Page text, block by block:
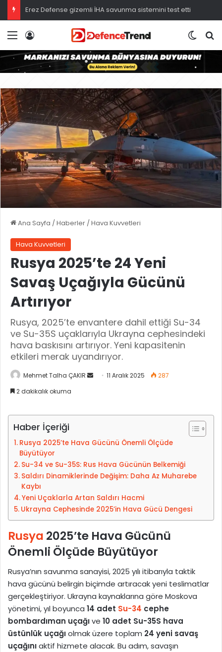
Erez Defense gizemli İHA savunma sistemini test etti
Menü Dış
Ana Sayfa /Haberler /Hava Kuvvetleri
Hava Kuvvetleri
Rusya 2025’te 24 Yeni
Savaş Uçağıyla Gücünü
Artırıyor
Rusya, 2025’te envantere dahil ettiği Su-34
ve Su-35S uçaklarıyla Ukrayna cephesindeki
hava baskısını artırıyor. Yeni kapasitenin
etkileri merak uyandırıyor.
Mehmet Talha ÇAKIR
o
g
ö
n
d
e
r
k
11 Aralık 2025
287
2 dakikalık okuma
Haber İçeriği
Rusya 2025’te Hava Gücünü Önemli Ölçüde
Büyütüyor
Su-34 ve Su-35S: Rus Hava Gücünün Belkemiği
Saldırı Dinamiklerinde Değişim: Daha Az Muharebe
Kaybı
Yeni Uçaklarla Artan Saldırı Hacmi
Ukrayna Cephesinde 2025’in Hava Gücü Dengesi
Rusya 2025’te Hava Gücünü
Önemli Ölçüde Büyütüyor
Rusya’nın savunma sanayisi, 2025 yılı itibarıyla taktik
hava gücünü belirgin biçimde artıracak yeni teslimatlar
gerçekleştiriyor. Ukrayna kaynaklarına göre Moskova
yönetimi, yıl boyunca 14 adet Su-34 cephe
bombardıman uçağıve 10 adet Su-35S hava
üstünlük uçağıolmak üzere toplam 24 yeni savaş
uçağınıaktif hizmete alacak. Bu adım, savaşın